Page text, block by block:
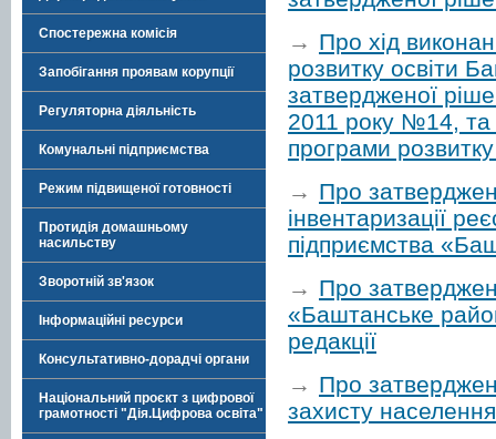
Спостережна комісія
Запобігання проявам корупції
Регуляторна діяльність
Комунальні підприємства
Режим підвищеної готовності
Протидія домашньому
насильству
Зворотній зв'язок
Інформаційні ресурси
Консультативно-дорадчі органи
Національний проєкт з цифрової
грамотності "Дія.Цифрова освіта"
→ Про хід
розвитку освіти
затвердженої
2011 року №14, та
програми
→ Про
інвентаризації
підприємства
→ Про
«Баштанське
редакції
→ Про
захисту